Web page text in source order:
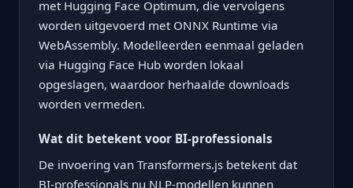
met Hugging Face Optimum, die vervolgens
worden uitgevoerd met ONNX Runtime via
WebAssembly. Modelleerden eenmaal geladen
via Hugging Face Hub worden lokaal
opgeslagen, waardoor herhaalde downloads
worden vermeden.
Wat dit betekent voor BI-professionals
De invoering van Transformers.js betekent dat
BI-professionals nu NLP-modellen kunnen